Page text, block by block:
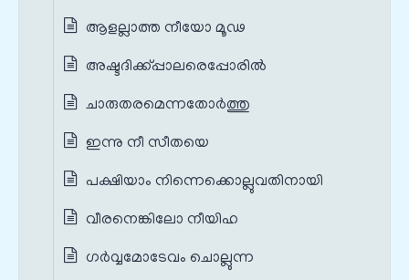
ആളല്ലാത്ത നീയോ മൂഢ
അഷ്ടദിക്ക്പ്പാലരെപ്പോരിൽ
ചാരുതരമെന്നതോർത്തു
ഇന്നു നീ സീതയെ
പക്ഷിയാം നിന്നെക്കൊല്ലുവതിനായി
വീരനെങ്കിലോ നീയിഹ
ഗർവ്വമോടേവം ചൊല്ലുന്ന